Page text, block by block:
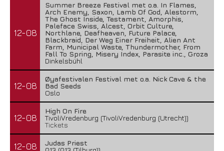
12-08
Summer Breeze Festival met o.a. In Flames,
Arch Enemy, Saxon, Lamb Of God, Alestorm,
The Ghost Inside, Testament, Amorphis,
Paleface Swiss, Alcest, Orbit Culture,
Northlane, Deafheaven, Future Palace,
Blackbraid, Der Weg Einer Freiheit, Alien Ant
Farm, Municipal Waste, Thundermother, From
Fall To Spring, Misery Index, Parasite inc., Groza
Dinkelsbühl
12-08
Øyafestivalen Festival met o.a. Nick Cave & the
Bad Seeds
Oslo
12-08
High On Fire
TivoliVredenburg (TivoliVredenburg (Utrecht))
Tickets
12-08
Judas Priest